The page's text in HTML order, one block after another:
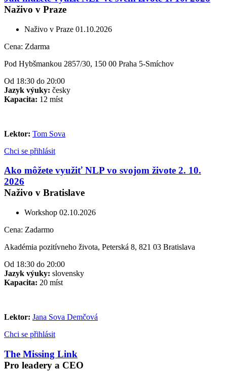
Naživo v Praze
Naživo v Praze 01.10.2026
Cena: Zdarma
Pod Hybšmankou 2857/30, 150 00 Praha 5-Smíchov
Od 18:30 do 20:00
Jazyk výuky: česky
Kapacita: 12 míst
Lektor: Tom Sova
Chci se přihlásit
Ako môžete využiť NLP vo svojom živote 2. 10.
2026
Naživo v Bratislave
Workshop 02.10.2026
Cena: Zadarmo
Akadémia pozitívneho života, Peterská 8, 821 03 Bratislava
Od 18:30 do 20:00
Jazyk výuky: slovensky
Kapacita: 20 míst
Lektor: Jana Sova Demčová
Chci se přihlásit
The Missing Link
Pro leadery a CEO